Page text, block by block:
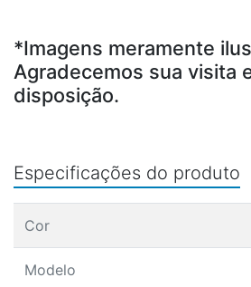
*Imagens meramente
Agradecemos sua visita
disposição.
Especificações do produto
Cor
Modelo